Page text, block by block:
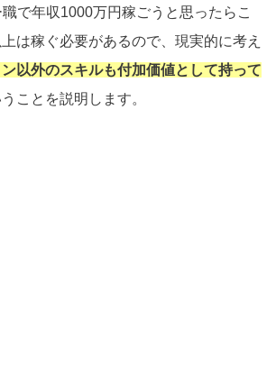
で年収1000万円稼ごうと思ったらこ
は稼ぐ必要があるので、現実的に考え
以外のスキルも付加価値として持って
ことを説明します。